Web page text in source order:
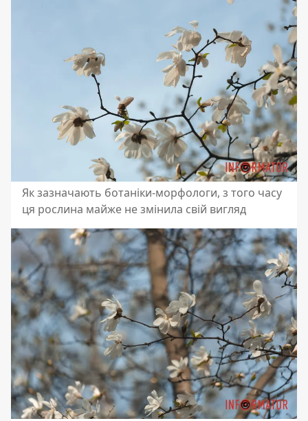
Як зазначають ботаніки-морфологи, з того часу
ця рослина майже не змінила свій вигляд